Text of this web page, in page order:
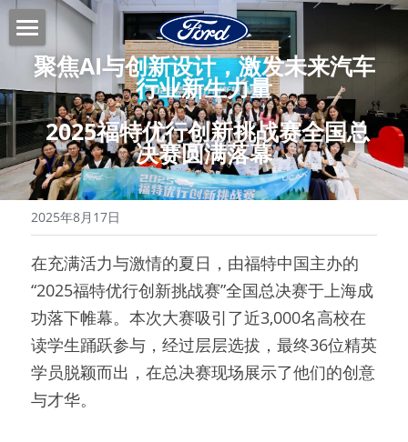
首页
赛事介绍
优行创意库
创新课程
聚焦AI与创新设计，激发未来汽车
行业新生力量
2025福特优行创新挑战赛全国总
决赛圆满落幕
2025年8月17日
在充满活力与激情的夏日，由福特中国主办的
“2025福特优行创新挑战赛”全国总决赛于上海成
功落下帷幕。本次大赛吸引了近3,000名高校在
读学生踊跃参与，经过层层选拔，最终36位精英
学员脱颖而出，在总决赛现场展示了他们的创意
与才华。